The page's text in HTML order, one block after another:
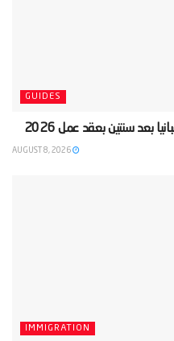
GUIDES
سنتين بعقد عمل 2026‬
IMMIGRATION